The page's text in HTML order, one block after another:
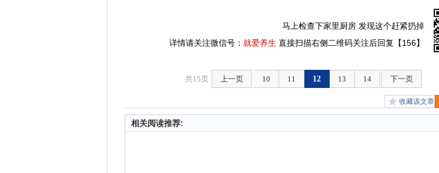
马上检查下家里厨房 发现这个赶紧扔掉
详情请关注微信号： 就爱养生 直接扫描右侧二维码关注后回复【156】
共15页 上一页 10 11 12 13 14 下一页
收藏该文章
相关阅读推荐: